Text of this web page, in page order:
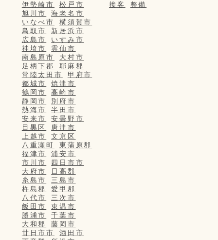
伊勢崎市
松戸市
旭川市
海老名市
いなべ市
横須賀市
鳥取市
新居浜市
広島市
いすみ市
神埼市
雲仙市
南島原市
大村市
足柄下郡
耶麻郡
常陸太田市
甲府市
都城市
焼津市
鶴岡市
高崎市
静岡市
別府市
熱海市
半田市
安来市
安曇野市
目黒区
唐津市
上越市
文京区
八重瀬町
東蒲原郡
福津市
浦安市
市川市
四日市市
大府市
日高郡
糸島市
三島市
杵島郡
愛甲郡
八代市
三次市
飯田市
東温市
勝浦市
千葉市
大和郡
藤岡市
廿日市市
酒田市
接客 整備